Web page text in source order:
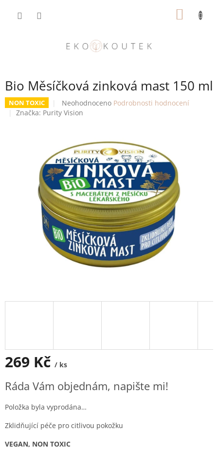
Bio Měsíčková zinková mast 150 ml
NON TOXIC
Průměrné
hodnocení
z
5
hvězdiček.
Neohodnoceno Podrobnosti hodnocení
Značka: Purity Vision
269 Kč / ks
cena:
Ráda Vám objednám, napište mi!
Položka byla vyprodána…
Zklidňující péče pro citlivou pokožku
VEGAN, NON TOXIC